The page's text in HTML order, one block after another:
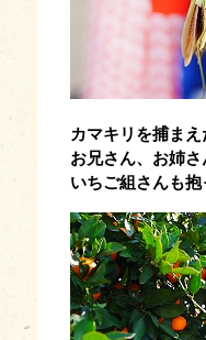
カマキリを捕まえ
お兄さん、お姉
いちご組さんも